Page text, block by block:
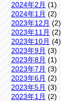
2024年2月 (1)
2024年1月 (2)
2023年12月 (2)
2023年11月 (2)
2023年10月 (4)
2023年9月 (3)
2023年8月 (1)
2023年7月 (3)
2023年6月 (2)
2023年5月 (3)
2023年1月 (2)